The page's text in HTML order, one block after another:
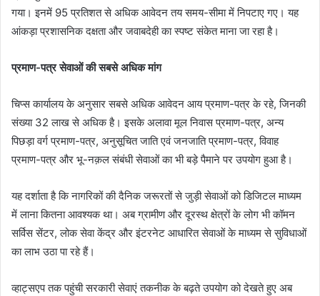
गया। इनमें 95 प्रतिशत से अधिक आवेदन तय समय-सीमा में निपटाए गए। यह
आंकड़ा प्रशासनिक दक्षता और जवाबदेही का स्पष्ट संकेत माना जा रहा है।
प्रमाण-पत्र सेवाओं की सबसे अधिक मांग
चिप्स कार्यालय के अनुसार सबसे अधिक आवेदन आय प्रमाण-पत्र के रहे, जिनकी
संख्या 32 लाख से अधिक है। इसके अलावा मूल निवास प्रमाण-पत्र, अन्य
पिछड़ा वर्ग प्रमाण-पत्र, अनुसूचित जाति एवं जनजाति प्रमाण-पत्र, विवाह
प्रमाण-पत्र और भू-नक़ल संबंधी सेवाओं का भी बड़े पैमाने पर उपयोग हुआ है।
यह दर्शाता है कि नागरिकों की दैनिक जरूरतों से जुड़ी सेवाओं को डिजिटल माध्यम
में लाना कितना आवश्यक था। अब ग्रामीण और दूरस्थ क्षेत्रों के लोग भी कॉमन
सर्विस सेंटर, लोक सेवा केंद्र और इंटरनेट आधारित सेवाओं के माध्यम से सुविधाओं
का लाभ उठा पा रहे हैं।
व्हाट्सएप तक पहुंची सरकारी सेवाएं तकनीक के बढ़ते उपयोग को देखते हुए अब